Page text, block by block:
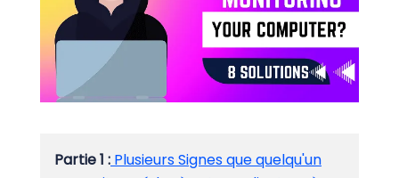
Partie 1 : Plusieurs Signes que quelqu'un